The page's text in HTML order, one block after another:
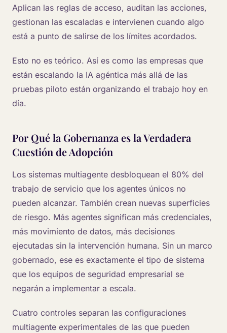
Aplican las reglas de acceso, auditan las acciones,
gestionan las escaladas e intervienen cuando algo
está a punto de salirse de los límites acordados.
Esto no es teórico. Así es como las empresas que
están escalando la IA agéntica más allá de las
pruebas piloto están organizando el trabajo hoy en
día.
Por Qué la Gobernanza es la Verdadera
Cuestión de Adopción
Los sistemas multiagente desbloquean el 80% del
trabajo de servicio que los agentes únicos no
pueden alcanzar. También crean nuevas superficies
de riesgo. Más agentes significan más credenciales,
más movimiento de datos, más decisiones
ejecutadas sin la intervención humana. Sin un marco
gobernado, ese es exactamente el tipo de sistema
que los equipos de seguridad empresarial se
negarán a implementar a escala.
Cuatro controles separan las configuraciones
multiagente experimentales de las que pueden